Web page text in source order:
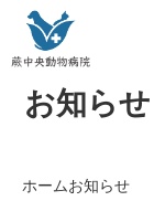
お知らせ
ホームお知らせ